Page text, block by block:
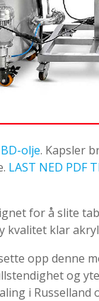
olje. Kapsler
LAST NED PDF
for å slite
kvalitet klar
opp denne
og
i Russelland